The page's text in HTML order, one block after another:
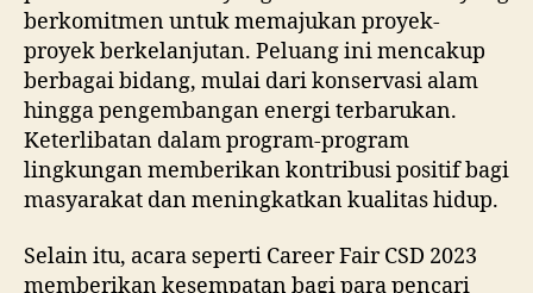
berkomitmen untuk memajukan proyek-
proyek berkelanjutan. Peluang ini mencakup
berbagai bidang, mulai dari konservasi alam
hingga pengembangan energi terbarukan.
Keterlibatan dalam program-program
lingkungan memberikan kontribusi positif bagi
masyarakat dan meningkatkan kualitas hidup.
Selain itu, acara seperti Career Fair CSD 2023
memberikan kesempatan bagi para pencari